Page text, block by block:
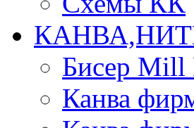
Бисер
Канва